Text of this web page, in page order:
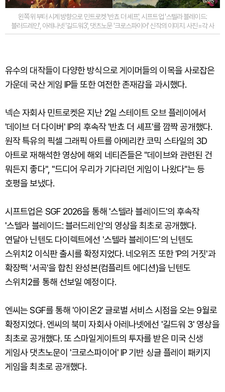
왼쪽 위부터 시계 방향으로 민트로켓 '반쵸 더 셰프', 시프트업 '스텔라 블레이드:
블러드레인', 아레나넷 '길드워3', 댓츠노문 '크로스파이어' 신작의 이미지. 사진=각 사
유수의 대작들이 다양한 방식으로 게이머들의 이목을 사로잡은
가운데 국산 게임 IP들 또한 여전한 존재감을 과시했다.
넥슨 자회사 민트로켓은 지난 2일 스테이트 오브 플레이에서
'데이브 더 다이버' IP의 후속작 '반쵸 더 셰프'를 깜짝 공개했다.
원작 특유의 픽셀 그래픽 아트를 아메리칸 코믹 스타일의 3D
아트로 재해석한 영상에 해외 네티즌들은 "데이브와 관련된 건
뭐든지 좋다", "드디어 우리가 기다리던 게임이 나왔다"는 등
호평을 보냈다.
시프트업은 SGF 2026을 통해 '스텔라 블레이드'의 후속작
'스텔라 블레이드: 블러드레인'의 영상을 최초로 공개했다.
연달아 닌텐도 다이렉트에선 '스텔라 블레이드'의 닌텐도
스위치2 이식판 출시를 확정지었다. 네오위즈 또한 'P의 거짓'과
확장팩 '서곡'을 합친 완성본(컴플리트 에디션)을 닌텐도
스위치2를 통해 선보일 예정이다.
엔씨는 SGF를 통해 '아이온2' 글로벌 서비스 시점을 오는 9월로
확정지었다. 엔씨의 북미 자회사 아레나넷에선 '길드워 3' 영상을
최초로 공개했다. 또 스마일게이트의 투자를 받은 미국 신생
게임사 댓츠노문이 '크로스파이어' IP 기반 싱글 플레이 패키지
게임을 최초로 공개했다.